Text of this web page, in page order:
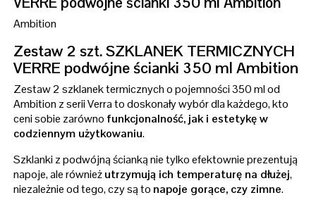
Ambition
Zestaw 2 szt. SZKLANEK TERMICZNYCH
VERRE podwójne ścianki 350 ml Ambition
Zestaw 2 szklanek termicznych o pojemności 350 ml od
Ambition z serii Verra to doskonały wybór dla każdego, kto
ceni sobie zarówno funkcjonalność, jak i estetykę w
codziennym użytkowaniu.
Szklanki z podwójną ścianką nie tylko efektownie prezentują
napoje, ale równieżutrzymują ich temperaturę na dłużej,
niezależnie od tego, czy są to napoje gorące, czy zimne.